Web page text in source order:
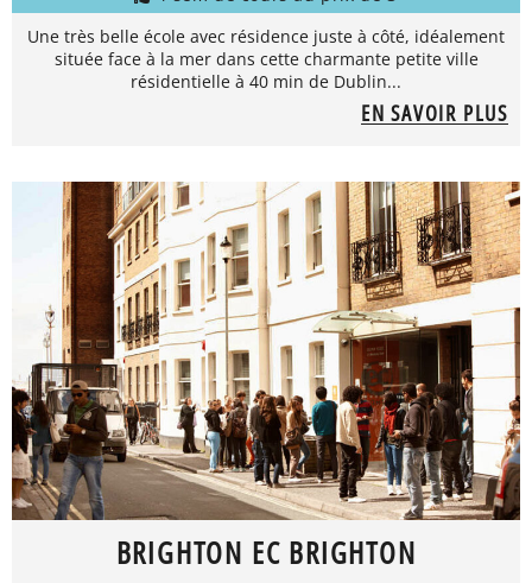
Une très belle école avec résidence juste à côté, idéalement
située face à la mer dans cette charmante petite ville
résidentielle à 40 min de Dublin...
EN SAVOIR PLUS
BRIGHTON EC BRIGHTON